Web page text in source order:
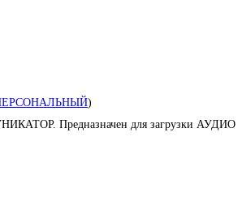
)
Предназначен для загрузки АУДИО